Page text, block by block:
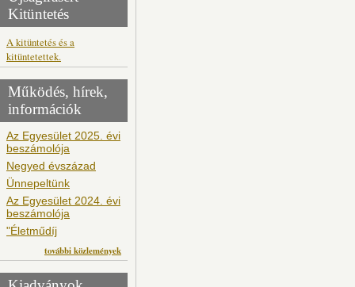
Kitüntetés
A kitüntetés és a
kitüntetettek.
Működés, hírek,
információk
Az Egyesület 2025. évi
beszámolója
Negyed évszázad
Ünnepeltünk
Az Egyesület 2024. évi
beszámolója
"Életműdíj
további közlemények